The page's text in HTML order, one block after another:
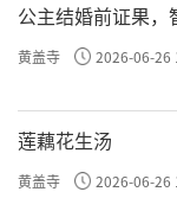
公主结婚前证果
黄盖寺 2026-06-26
莲藕花生汤
黄盖寺 2026-06-26